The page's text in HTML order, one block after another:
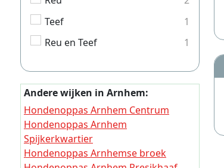
Teef
1
Reu en Teef
1
Andere wijken in Arnhem:
Hondenoppas Arnhem Centrum
Hondenoppas Arnhem
Spijkerkwartier
Hondenoppas Arnhemse broek